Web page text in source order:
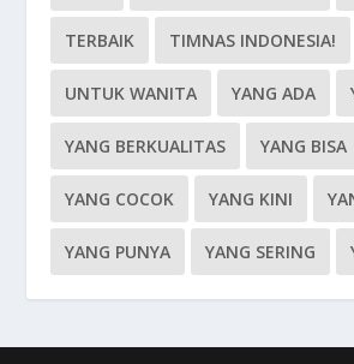
TERBAIK TIMNAS INDONESIA!
UNTUK WANITA YANG ADA
YANG BERKUALITAS YANG BISA
YANG COCOK YANG KINI
YANG PUNYA YANG SERING